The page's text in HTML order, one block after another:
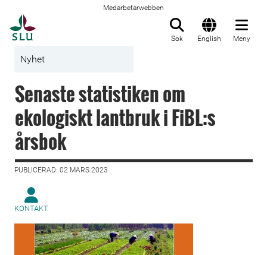
Medarbetarwebben
Sök English Meny
Nyhet
Senaste statistiken om
ekologiskt lantbruk i FiBL:s
årsbok
PUBLICERAD: 02 MARS 2023
KONTAKT